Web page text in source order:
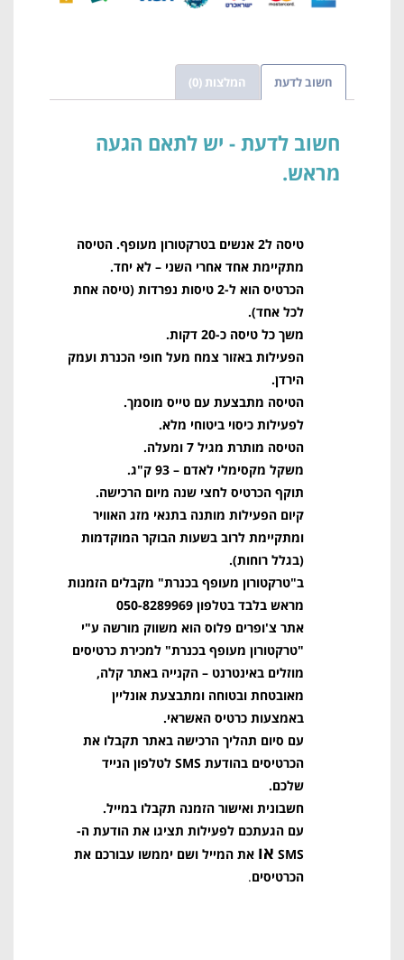
חשוב לדעת המלצות (0)
חשוב לדעת
טיסה ל2 אנשים בטרקטורון מעופף. הטיסה
מתקיימת אחד אחרי השני – לא יחד.
הכרטיס הוא ל-2 טיסות נפרדות (טיסה אחת
לכל אחד).
משך כל טיסה כ-20 דקות.
הפעילות באזור צמח מעל חופי הכנרת ועמק
הירדן.
הטיסה מתבצעת עם טייס מוסמך.
לפעילות כיסוי ביטוחי מלא.
הטיסה מותרת מגיל 7 ומעלה.
משקל מקסימלי לאדם – 93 ק"ג.
תוקף הכרטיס לחצי שנה מיום הרכישה.
קיום הפעילות מותנה בתנאי מזג האוויר
ומתקיימת לרוב בשעות הבוקר המוקדמות
(בגלל רוחות).
ב"טרקטורון מעופף בכנרת" מקבלים הזמנות
מראש בלבד בטלפון 050-8289969
אתר צ'ופרים פלוס הוא משווק מורשה ע"י
"טרקטורון מעופף בכנרת" למכירת כרטיסים
מוזלים באינטרנט – הקנייה באתר קלה,
מאובטחת ובטוחה ומתבצעת אונליין
באמצעות כרטיס האשראי.
עם סיום תהליך הרכישה באתר תקבלו את
הכרטיסים בהודעת SMS לטלפון הנייד
שלכם.
חשבונית ואישור הזמנה תקבלו במייל.
עם הגעתכם לפעילות תציגו את הודעת ה-
SMS או את המייל ושם יממשו עבורכם את
הכרטיסים.